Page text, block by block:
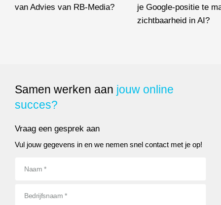
van Advies van RB-Media?
Wie zitten er achter de Raad van Advies van RB-Media?
je Google-positie te
zichtbaarheid in AI?
Samen werken aan jouw online
succes?
Vraag een gesprek aan
Vul jouw gegevens in en we nemen snel contact met je op!